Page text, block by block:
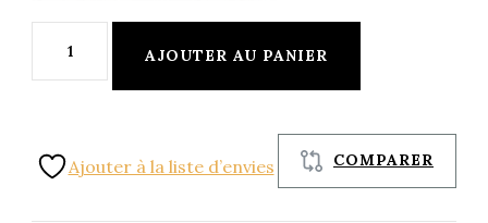
de
Flor
Fina
AJOUTER AU PANIER
Ajouter à la liste d’envies COMPARER